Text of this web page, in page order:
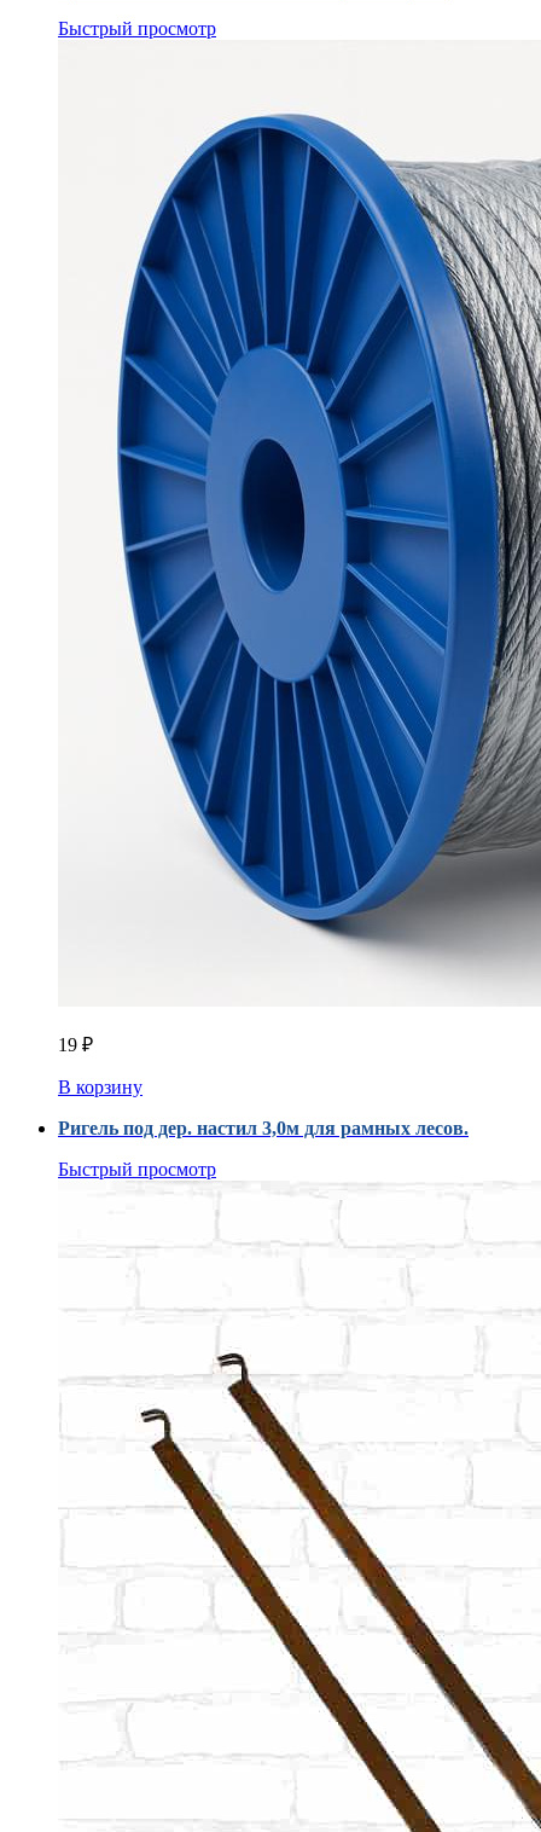
Быстрый просмотр
19 ₽
В корзину
Ригель под дер. настил 3,0м для рамных лесов.
Быстрый просмотр